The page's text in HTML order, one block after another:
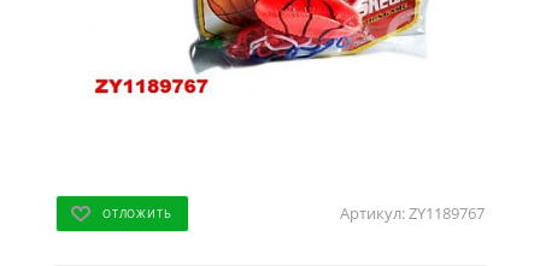
ОТЛОЖИТЬ Артикул:ZY1189767